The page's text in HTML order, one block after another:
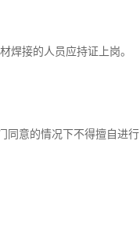
焊接的人员应持证上岗。
同意的情况下不得擅自进行